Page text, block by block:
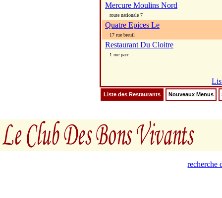
Mercure Moulins Nord
route nationale 7
Quatre Epices Le
17 rue breuil
Restaurant Du Cloitre
1 rue parc
Liste des Restaurants Nouveaux Menus
recherche